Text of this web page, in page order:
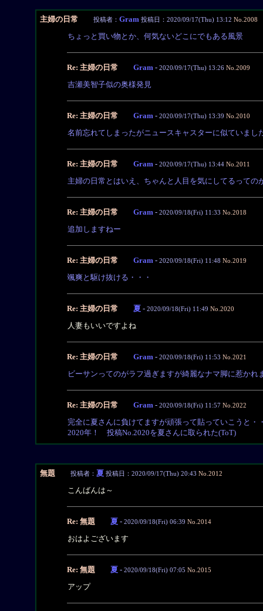
主婦の日常 投稿者： Gram 投稿日：2020/09/17(Thu) 13:12 No.2008
ちょっと買い物とか、何気ないどこにでもある風景
Re: 主婦の日常 Gram - 2020/09/17(Thu) 13:26 No.2009
吉瀬美智子似の奥様発見
Re: 主婦の日常 Gram - 2020/09/17(Thu) 13:39 No.2010
名前忘れてしまったがニュースキャスターに似ていまし
Re: 主婦の日常 Gram - 2020/09/17(Thu) 13:44 No.2011
主婦の日常とはいえ、ちゃんと人目を気にしてるっての
Re: 主婦の日常 Gram - 2020/09/18(Fri) 11:33 No.2018
追加しますねー
Re: 主婦の日常 Gram - 2020/09/18(Fri) 11:48 No.2019
颯爽と駆け抜ける・・・
Re: 主婦の日常 夏 - 2020/09/18(Fri) 11:49 No.2020
人妻もいいですよね
Re: 主婦の日常 Gram - 2020/09/18(Fri) 11:53 No.2021
ビーサンってのがラフ過ぎますが綺麗なナマ脚に惹かれ
Re: 主婦の日常 Gram - 2020/09/18(Fri) 11:57 No.2022
完全に夏さんに負けてますが頑張って貼っていこうと・
2020年！ 投稿No.2020を夏さんに取られた(ToT)
無題 投稿者： 夏 投稿日：2020/09/17(Thu) 20:43 No.2012
こんばんは～
Re: 無題 夏 - 2020/09/18(Fri) 06:39 No.2014
おはよございます
Re: 無題 夏 - 2020/09/18(Fri) 07:05 No.2015
アップ